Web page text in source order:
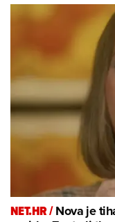
NET.HR /Nova je